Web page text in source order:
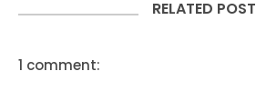
RELATED POST
1 comment: